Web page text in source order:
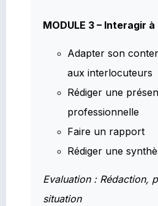
MODULE 3 – Interagir à
Adapter son
aux interlocuteurs
Rédiger une
professionnelle
Faire un rapport
Rédiger une
Evaluation : Rédaction,
situation